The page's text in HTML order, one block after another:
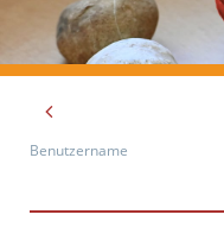
Benutzername